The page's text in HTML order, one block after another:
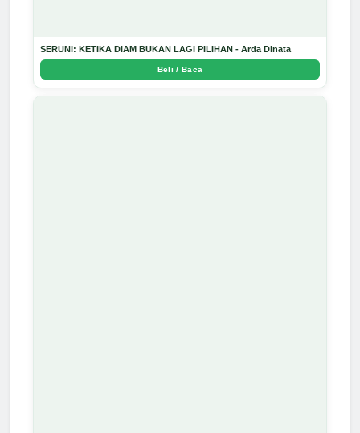
SERUNI: KETIKA DIAM BUKAN LAGI PILIHAN - Arda Dinata
Beli / Baca